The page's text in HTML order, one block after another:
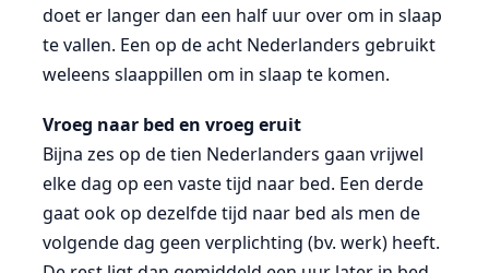
doet er langer dan een half uur over om in slaap
te vallen. Een op de acht Nederlanders gebruikt
weleens slaappillen om in slaap te komen.
Vroeg naar bed en vroeg eruit
Bijna zes op de tien Nederlanders gaan vrijwel
elke dag op een vaste tijd naar bed. Een derde
gaat ook op dezelfde tijd naar bed als men de
volgende dag geen verplichting (bv. werk) heeft.